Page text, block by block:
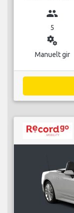
group
5
miscellaneous_services
Manuelt gir